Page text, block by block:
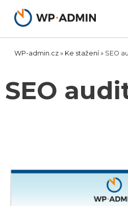
obsah
WP-admin.cz » Ke stažení» SEO
SEO